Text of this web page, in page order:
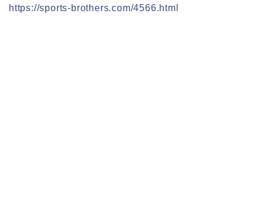
https://sports-brothers.com/4566.html